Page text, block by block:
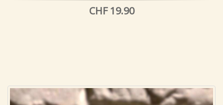
CHF 19.90